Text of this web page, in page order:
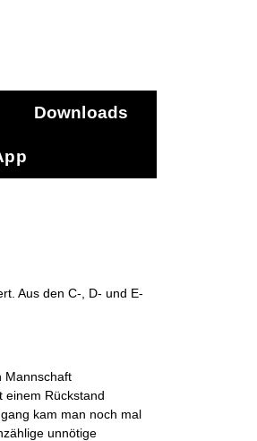
Downloads
Aus den C-, D- und E-
Mannschaft
einem Rückstand
kam man noch mal
unnötige